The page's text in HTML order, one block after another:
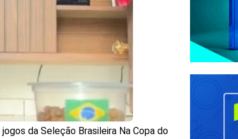
da Seleção Brasileira Na Copa do